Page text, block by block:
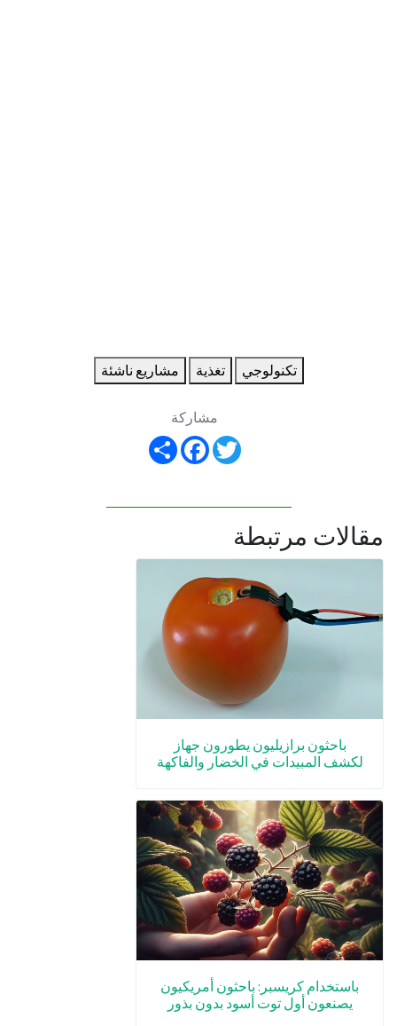
تكنولوجي تغذية مشاريع ناشئة
مشاركة
Share
FacebookTwitter
مقالات مرتبطة
باحثون برازيليون يطورون جهاز
لكشف المبيدات في الخضار والفاكهة
باستخدام كريسبر: باحثون أمريكيون
يصنعون أول توت أسود بدون بذور